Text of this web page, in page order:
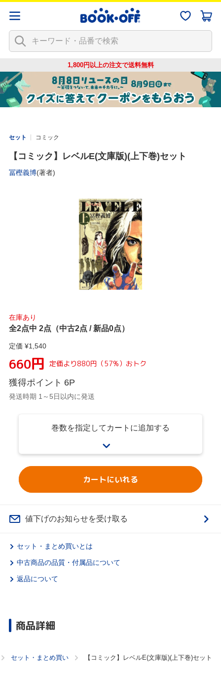
1,800円以上の注文で送料無料
セット コミック
【コミック】レベルE(文庫版)(上下巻)セット
冨樫義博(著者)
在庫あり
全2点中 2点（中古2点 / 新品0点）
定価 ¥1,540
660円 定価より880円 （57%） おトク
獲得ポイント 6P
発送時期 1～5日以内に発送
巻数を指定してカートに追加する
カートにいれる
値下げのお知らせを受け取る
セット・まとめ買いとは
中古商品の品質・付属品について
返品について
商品詳細
セット・まとめ買い 【コミック】レベルE(文庫版)(上下巻)セット